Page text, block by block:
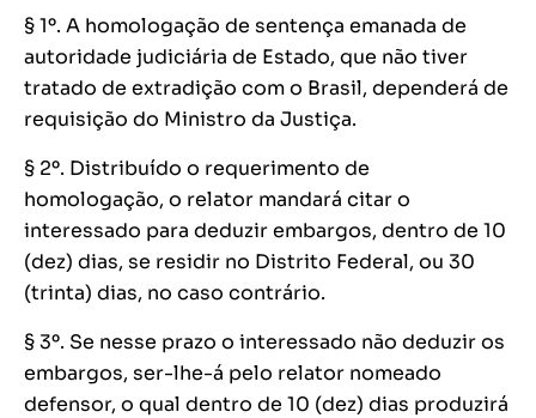
§ 1º. A homologação de sentença emanada de
autoridade judiciária de Estado, que não tiver
tratado de extradição com o Brasil, dependerá de
requisição do Ministro da Justiça.
§ 2º. Distribuído o requerimento de
homologação, o relator mandará citar o
interessado para deduzir embargos, dentro de 10
(dez) dias, se residir no Distrito Federal, ou 30
(trinta) dias, no caso contrário.
§ 3º. Se nesse prazo o interessado não deduzir os
embargos, ser-lhe-á pelo relator nomeado
defensor, o qual dentro de 10 (dez) dias produzirá